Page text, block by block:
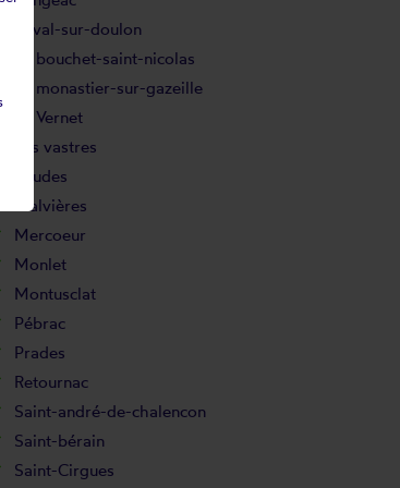
Laval-sur-doulon
Le bouchet-saint-nicolas
Le monastier-sur-gazeille
Le Vernet
Les vastres
Loudes
Malvières
Mercoeur
Monlet
Montusclat
Pébrac
Prades
Retournac
Saint-andré-de-chalencon
Saint-bérain
Saint-Cirgues